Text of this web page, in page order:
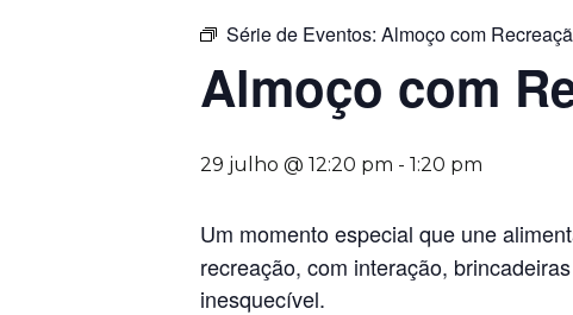
Série de Eventos: Almoço com
Almoço com
29 julho @ 12:20 pm - 1:20 pm
Um momento especial que une
recreação, com interação,
inesquecível.